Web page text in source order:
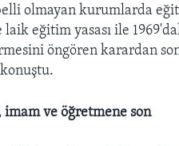
olmayan kurumlarda
laik eğitim yasası ile
öngören karardan
imam ve öğretmene son